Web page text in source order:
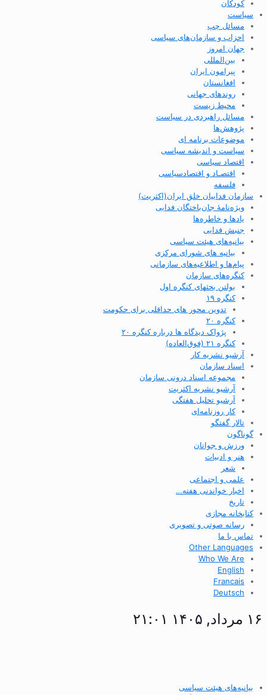
کودکان
سیاست
مسائل چپ
احزاب و سازمان‌های سیاسی
جهان امروز
بین‌المللی
پیرامون ایران
افغانستان
روندهای جهانی
محیط زیست
مسائل راهبردی در سیاست
پژوهش‌ها
موضوعات برنامه ای
سیاست و اندیشه سیاسی
اقتصاد سیاسی
اقتصـاد و اقتصاد‌سیاسی
فلسفه
سازمان فداییان خلق ایران(اکثریت)
ویژه‌نامهٔ جان‌باختگان فدایی
یادها و خاطره‌ها
جنبش فدایی
بیانیه‌های هیئت سیاسی
بیانیه های شورای مرکزی
پیام‌ها و اطلاعیه‌های سازمانی
کنگره‌های سازمان
بولتن بحثهای کنگره اول
کنگره ۱۹
تدوین محور های حداقلی برای حکومت
کنگره ۲۰
پژواک دیدگاه ها درباره کنگره ۲۰
کنگره ۲۱ (فوق‌العاده)
آرشیو نشریه کار
اسناد سازمان
مجموعه اسناد درونی سازمان
آرشیو نشریه اکثریت
آرشیو تحلیل هفتگی
کار روزنامه‌ای
تالار گفتگو
گوناگون
ورزش و جوانان
هنر و ادبیات
شعر
علمی و اجتماعی
اخبار خواندنی هفته…
تاریخ
کتابخانه مجازی
رسانه صوتی و تصویری
تماس با ما
Other Languages
Who We Are
English
Francais
Deutsch
۱۶ مرداد, ۱۴۰۵ ۲۱:۰۱
بیانیه‌های هیئت سیاسی